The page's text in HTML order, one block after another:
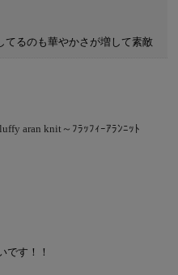
てるのも華やかさが増して素敵
aran knit～ﾌﾗｯﾌｨｰｱﾗﾝﾆｯﾄ
です！！